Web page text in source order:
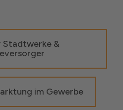
Stadtwerke &
im Gewerbe